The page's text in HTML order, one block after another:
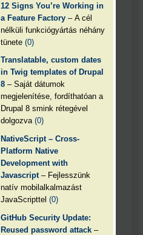
12 Signs You’re Working in
a Feature Factory – A cél
nélküli funkciógyártás néhány
tünete(0)
Translatable, custom dates
in Twig templates of Drupal
8 – Saját dátumok
megjelenítése, fordíthatóan a
Drupal 8 smink rétegével
dolgozva(0)
NativeScript – Cross-
Platform Native
Development with
Javascript – Fejlesszünk
natív mobilalkalmazást
JavaScripttel(0)
GitHub Security Update:
Reused password attack –